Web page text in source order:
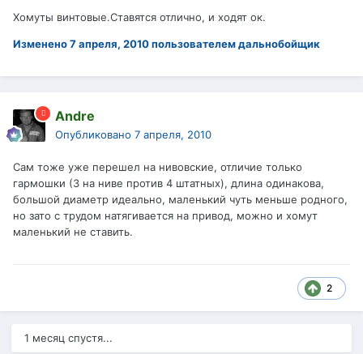
Хомуты винтовые.Ставятся отлично, и ходят ок.
Изменено7 апреля, 2010пользователем дальнобойщик
Andre
Опубликовано 7 апреля, 2010
Сам тоже уже перешел на нивовские, отличие только
гармошки (3 на ниве против 4 штатных), длина одинакова,
большой диаметр идеально, маленький чуть меньше родного,
но зато с трудом натягивается на привод, можно и хомут
маленький не ставить.
2
1 месяц спустя...